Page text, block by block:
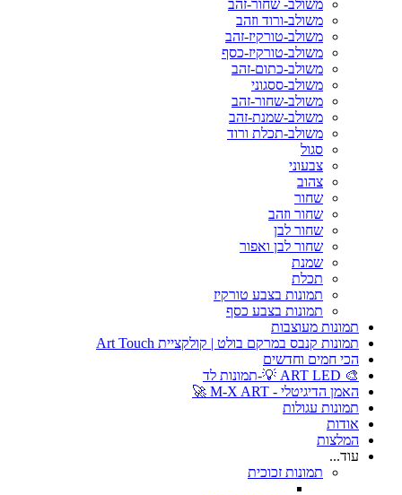
משולב- שחור-זהב
משולב-ורוד וזהב
משולב-טורקיז-זהב
משולב-טורקיז-כסף
משולב-כתום-זהב
משולב-ססגוני
משולב-שחור-זהב
משולב-שמנת-זהב
משולב-תכלת ורוד
סגול
צבעוני
צהוב
שחור
שחור וזהב
שחור לבן
שחור לבן ואפור
שמנת
תכלת
תמונות בצבע טורקיז
תמונות בצבע כסף
תמונות מעוצבות
תמונות קנבס במרקם בולט | קולקציית Art Touch
הכי חמים וחדשים
🎨 ART LED 💡-תמונות לד
האמן הדיגיטלי - M-X ART 🚀
תמונות עגולות
אודות
המלצות
עוד...
תמונות זכוכית